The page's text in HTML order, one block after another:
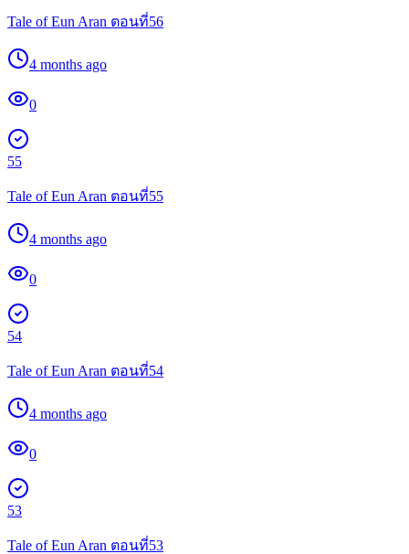
Tale of Eun Aran ตอนที่56
4 months ago
0
55
Tale of Eun Aran ตอนที่55
4 months ago
0
54
Tale of Eun Aran ตอนที่54
4 months ago
0
53
Tale of Eun Aran ตอนที่53